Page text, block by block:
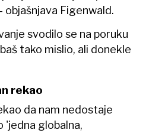
objašnjava Figenwald.
svodilo se na poruku
tako mislio, ali donekle
rekao
da nam nedostaje
'jedna globalna,